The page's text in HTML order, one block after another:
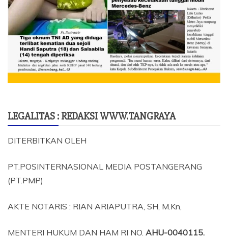
LEGALITAS : REDAKSI WWW.TANGRAYA
DITERBITKAN OLEH
PT.POSINTERNASIONAL MEDIA POSTANGERANG
(PT.PMP)
AKTE NOTARIS : RIAN ARIAPUTRA, SH, M.Kn,
MENTERI HUKUM DAN HAM RI NO. AHU-0040115.